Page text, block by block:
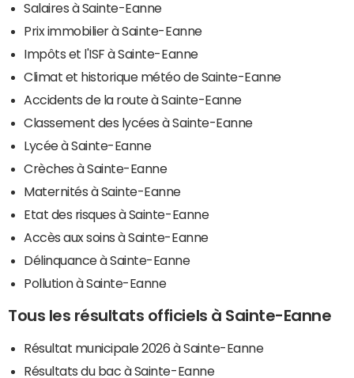
Salaires à Sainte-Eanne
Prix immobilier à Sainte-Eanne
Impôts et l'ISF à Sainte-Eanne
Climat et historique météo de Sainte-Eanne
Accidents de la route à Sainte-Eanne
Classement des lycées à Sainte-Eanne
Lycée à Sainte-Eanne
Crèches à Sainte-Eanne
Maternités à Sainte-Eanne
Etat des risques à Sainte-Eanne
Accès aux soins à Sainte-Eanne
Délinquance à Sainte-Eanne
Pollution à Sainte-Eanne
Tous les résultats officiels à Sainte-Eanne
Résultat municipale 2026 à Sainte-Eanne
Résultats du bac à Sainte-Eanne